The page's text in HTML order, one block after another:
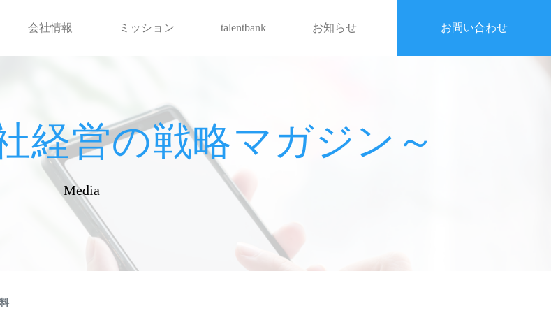
会社情報 ミッション talentbank お知らせ お問い合わせ
経営の戦略マガジン～
Media